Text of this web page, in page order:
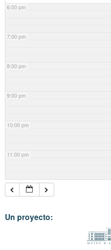
6:00 pm
7:00 pm
8:00 pm
9:00 pm
10:00 pm
11:00 pm
Un proyecto: